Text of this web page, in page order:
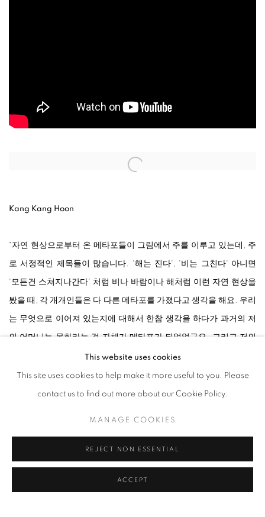
Open a larger version of the following image in a popup:
Kang Kang Hoon
"자연 현상으로부터 온 메타포들이 그림에서 주를 이루고 있는데, 주
로 서정적인 제목들이 많습니다. '해는 진다', '비는 그친다' 아니면
'모든건 스쳐지나간다' 처럼 비나 바람이나 해처럼 이런 자연 현상을
봤을 때, 각 개개인들은 다 다른 메타포를 가졌다고 생각을 해요. 우리
는 무엇으로 이어져 있는지에 대해서 한참 생각을 하다가 과거의 저
의 어머니는 목화라는 것 자체가 메타포가 되었었구요. 그리고 저의
미래 세대의 딸, 그리고 지금 현재 세대라고 하고 있는 저는 심상적으
로 일으켰던 작용들이 배경색으로 들어간 겁니다." - 강강훈
Courtesy of the artist & Johyun Gallery
RELATED ARTIST
This website uses cookies
This site uses cookies to help make it more useful to you. Please
contact us to find out more about our Cookie Policy.
MANAGE COOKIES
REJECT NON ESSENTIAL
ACCEPT